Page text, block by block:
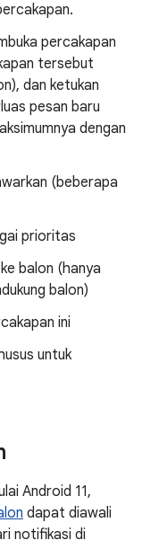
percakapan
tersebut
dan ketukan
pesan baru
dengan
(beberapa
prioritas
balon (hanya
balon)
ini
untuk
Android 11,
dapat diawali
notifikasi di